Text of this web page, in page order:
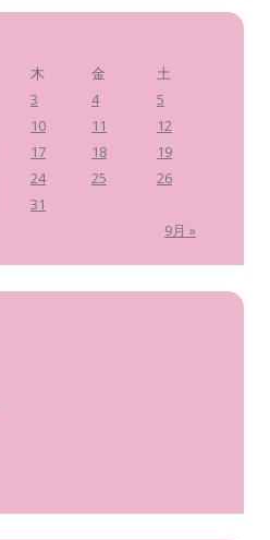
木 金 土
9月 »
3 4
5
10 11
12
17 18
19
24 25
26
31